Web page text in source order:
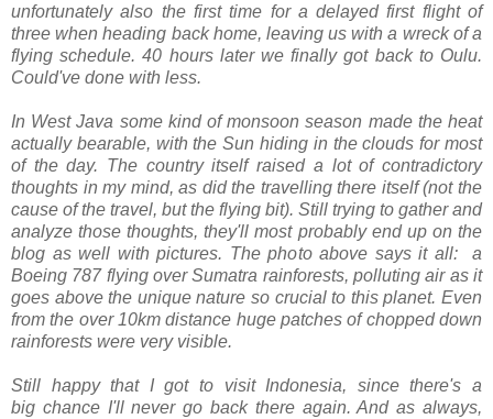
unfortunately also the first time for a delayed first flight of
three when heading back home, leaving us with a wreck of a
flying schedule. 40 hours later we finally got back to Oulu.
Could've done with less.
In West Java some kind of monsoon season made the heat
actually bearable, with the Sun hiding in the clouds for most
of the day. The country itself raised a lot of contradictory
thoughts in my mind, as did the travelling there itself (not the
cause of the travel, but the flying bit). Still trying to gather and
analyze those thoughts, they'll most probably end up on the
blog as well with pictures. The photo above says it all: a
Boeing 787 flying over Sumatra rainforests, polluting air as it
goes above the unique nature so crucial to this planet. Even
from the over 10km distance huge patches of chopped down
rainforests were very visible.
Still happy that I got to visit Indonesia, since there's a
big chance I'll never go back there again. And as always,